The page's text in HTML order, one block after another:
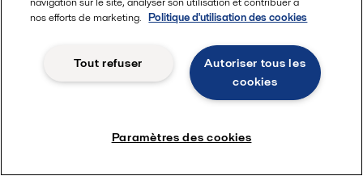
Évaporateur à film ascendant -
Compact et efficace, l'évaporateur à film ascendant AlfaVap
concentre les liquides à faible et moyen encrassement et les
liquides très visqueux dans une large gamme d'applications et
nos efforts de marketing. Politique d'utilisation des cookies
Autoriser tous les
cookies
Tout refuser
Paramètres des cookies